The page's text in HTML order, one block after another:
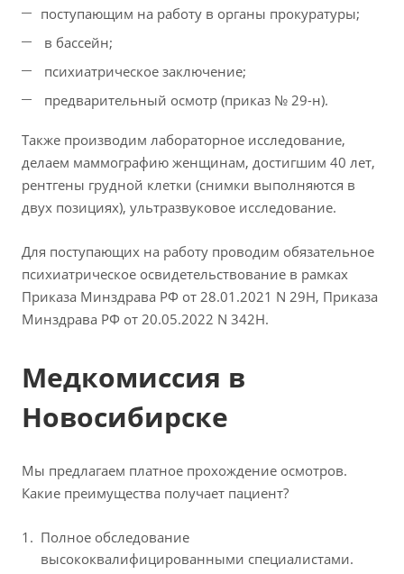
поступающим на работу в органы прокуратуры;
в бассейн;
психиатрическое заключение;
предварительный осмотр (приказ № 29-н).
Также производим лабораторное исследование,
делаем маммографию женщинам, достигшим 40 лет,
рентгены грудной клетки (снимки выполняются в
двух позициях), ультразвуковое исследование.
Для поступающих на работу проводим обязательное
психиатрическое освидетельствование в рамках
Приказа Минздрава РФ от 28.01.2021 N 29Н, Приказа
Минздрава РФ от 20.05.2022 N 342Н.
Медкомиссия в
Новосибирске
Мы предлагаем платное прохождение осмотров.
Какие преимущества получает пациент?
Полное обследование
высококвалифицированными специалистами.